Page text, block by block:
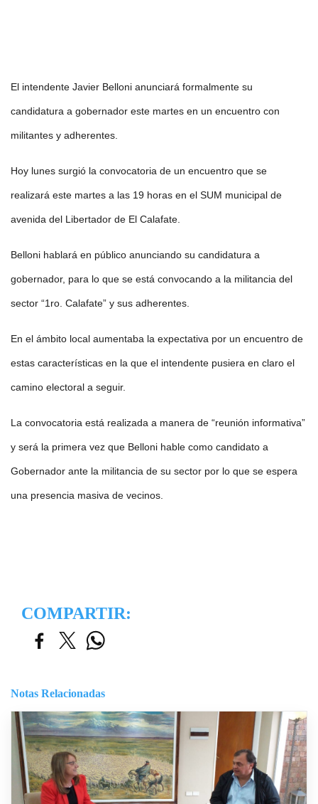
El intendente Javier Belloni anunciará formalmente su
candidatura a gobernador este martes en un encuentro con
militantes y adherentes.
Hoy lunes surgió la convocatoria de un encuentro que se
realizará este martes a las 19 horas en el SUM municipal de
avenida del Libertador de El Calafate.
Belloni hablará en público anunciando su candidatura a
gobernador, para lo que se está convocando a la militancia del
sector “1ro. Calafate” y sus adherentes.
En el ámbito local aumentaba la expectativa por un encuentro de
estas características en la que el intendente pusiera en claro el
camino electoral a seguir.
La convocatoria está realizada a manera de “reunión informativa”
y será la primera vez que Belloni hable como candidato a
Gobernador ante la militancia de su sector por lo que se espera
una presencia masiva de vecinos.
COMPARTIR:
Notas Relacionadas